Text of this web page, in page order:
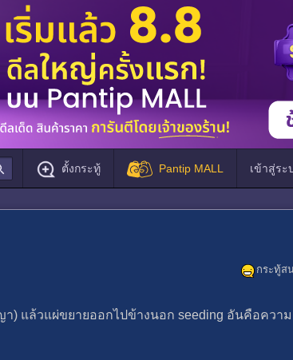
ตั้งกระทู้ Pantip MALL เข้าสู่ร
กระทู้ส
แล้วแผ่ขยายออกไปข้างนอก seeding อันคือความ